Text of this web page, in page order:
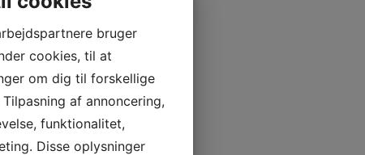
bruger
cookies, til at
om dig til forskellige
af annoncering,
funktionalitet,
Disse oplysninger